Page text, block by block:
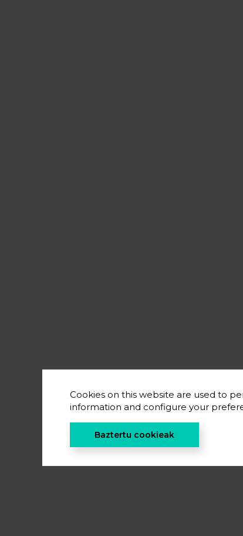
Cookies on this website are used to
information and configure your
Baztertu cookieak